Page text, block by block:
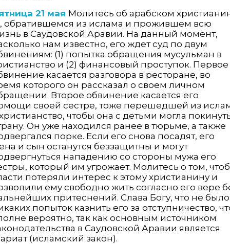
21 мая Молитесь об арабском
обратившемся из ислама и прожившем всю
в Саудовской Аравии. На данный момент,
нам известно, его ждет суд по двум
(1) попытка обращения мусульман в
и (2) финансовый проступок. Первое
касается разговора в ресторане, во
которого он рассказал о своем личном
Второе обвинение касается его
своей сестре, тоже перешедшей из
чтобы она с детьми могла
Он уже находился ранее в тюрьме, а также
порке. Если его снова посадят, его
и сын останутся беззащитны и могут
нападению со стороны мужа его
который им угрожает. Молитесь о том,
потеряли интерес к этому христианину и
ему свободно жить согласно его вере
притеснений. Слава Богу, что не было
попыток казнить его за отступничество,
вероятно, так как основным источником
в Саудовской Аравии является
(исламский закон).